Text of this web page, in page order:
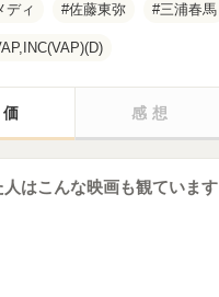
ディ 佐藤東弥 三浦春馬
感想
はこんな映画も観ています